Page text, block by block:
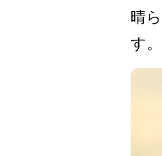
晴
す。